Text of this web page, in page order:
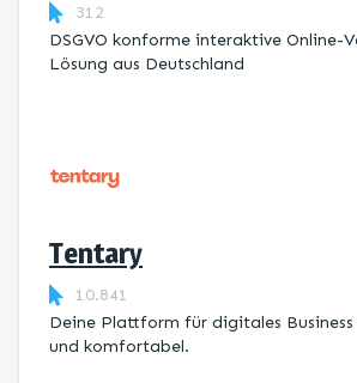
312
DSGVO konforme interaktive Online-
Lösung aus Deutschland
Tentary
10.841
Deine Plattform für digitales Business
und komfortabel.